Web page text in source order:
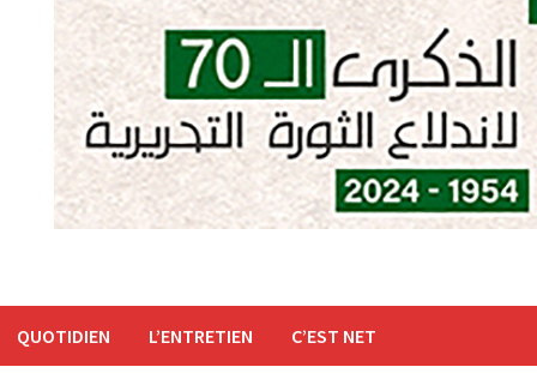
QUOTIDIEN L’ENTRETIEN C’EST NET